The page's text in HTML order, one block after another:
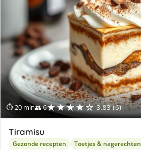
⏱ 20 min👥 6★★★★☆ 3.83 (6)
Tiramisu
Gezonde recepten Toetjes & nagerechten